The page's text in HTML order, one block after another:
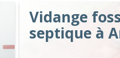
Vidange
septique à